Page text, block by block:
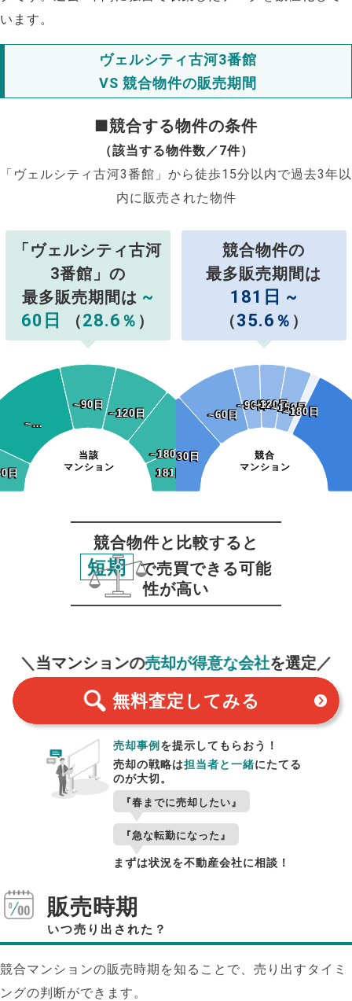
います。
ヴェルシティ古河3番館
VS 競合物件の販売期間
■競合する物件の条件
（該当する物件数／7件）
「ヴェルシティ古河3番館」から徒歩15分以内で過去3年以
内に販売された物件
「ヴェルシティ古河
3番館」の
最多販売期間は ~
60日
（28.6 ％ ）
当該
マンション
日
日
~…
~…
~90日
~90日
~120日
~120日
~180日
~180日
181日~
181日~
競合物件の
最多販売期間は
181日 ~
（35.6 ％ ）
競合
マンション
~30日
~30日
~60日
~60日
~90日
~90日~120日
~120日~150日
~150日
~180日
~180日
競合物件と比較すると
短期
で売買できる可能
性が高い
＼当マンションの売却が得意な会社を選定／
無料査定 してみる
売却事例を提示してもらおう！
売却の戦略は担当者と一緒にたてる
のが大切。
『春までに売却したい』
『急な転勤になった』
まずは状況を不動産会社に相談！
販売時期
いつ売り出された？
競合マンションの販売時期を知ることで、売り出すタイミ
ングの判断ができます。